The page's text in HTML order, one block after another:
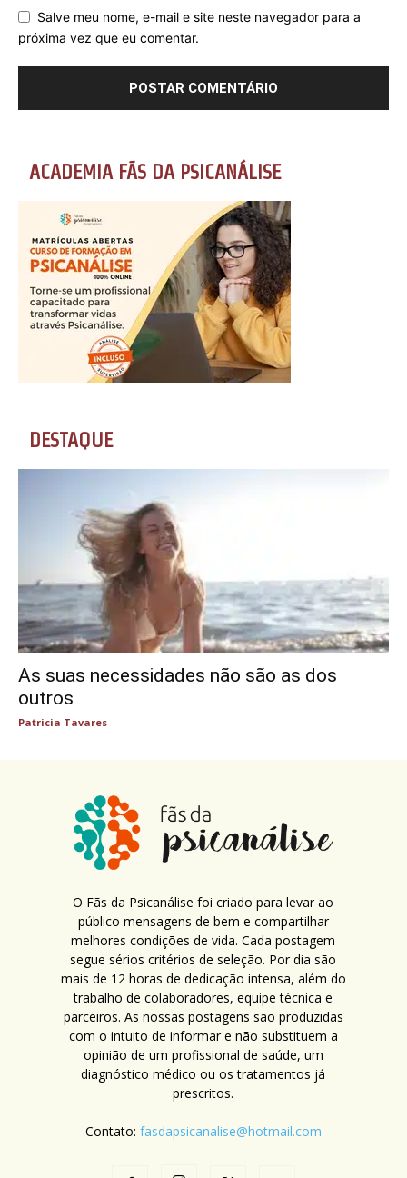
Salve meu nome, e-mail e site neste navegador para a
próxima vez que eu comentar.
ACADEMIA FÃS DA PSICANÁLISE
DESTAQUE
As suas necessidades não são as dos
outros
Patricia Tavares
O Fãs da Psicanálise foi criado para levar ao
público mensagens de bem e compartilhar
melhores condições de vida. Cada postagem
segue sérios critérios de seleção. Por dia são
mais de 12 horas de dedicação intensa, além do
trabalho de colaboradores, equipe técnica e
parceiros. As nossas postagens são produzidas
com o intuito de informar e não substituem a
opinião de um profissional de saúde, um
diagnóstico médico ou os tratamentos já
prescritos.
Contato: fasdapsicanalise@hotmail.com